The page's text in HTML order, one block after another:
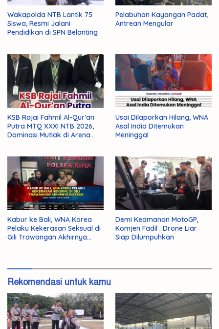
Wakapolda NTB Lantik 75
Siswa, Resmi Jalani
Pendidikan di SPN Belanting
Pelabuhan Kayangan Padat,
Antrean Mengular
KSB Rajai Fahmil Al-Qur’an
Putra MTQ XXXI NTB 2026,
Dominasi Mutlak di Arena
Usai Dilaporkan Hilang, WNA
Asal India Ditemukan
Meninggal
Kabur ke Bali, WNA Korea
Pelaku Kekerasan Seksual di
Gili Trawangan Akhirnya
Demi Keamanan MotoGP,
Komjen Fadil : Drone Liar
Siap Dilumpuhkan
Rekomendasi untuk kamu